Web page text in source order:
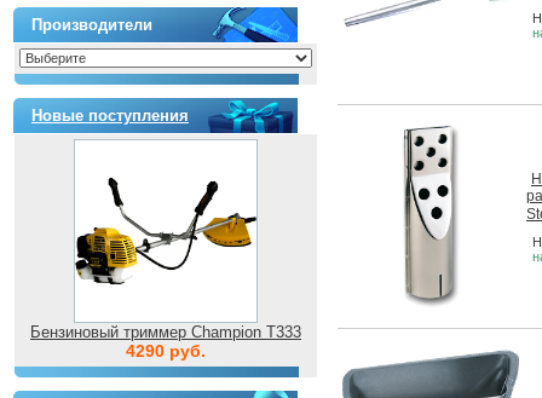
Производители
Новые поступления
Бензиновый триммер Champion T333
4290 руб.